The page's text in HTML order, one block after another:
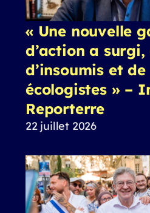
« Une nouvelle
d’action a
d’insoumis et
écologistes » –
Reporterre
22 juillet 2026